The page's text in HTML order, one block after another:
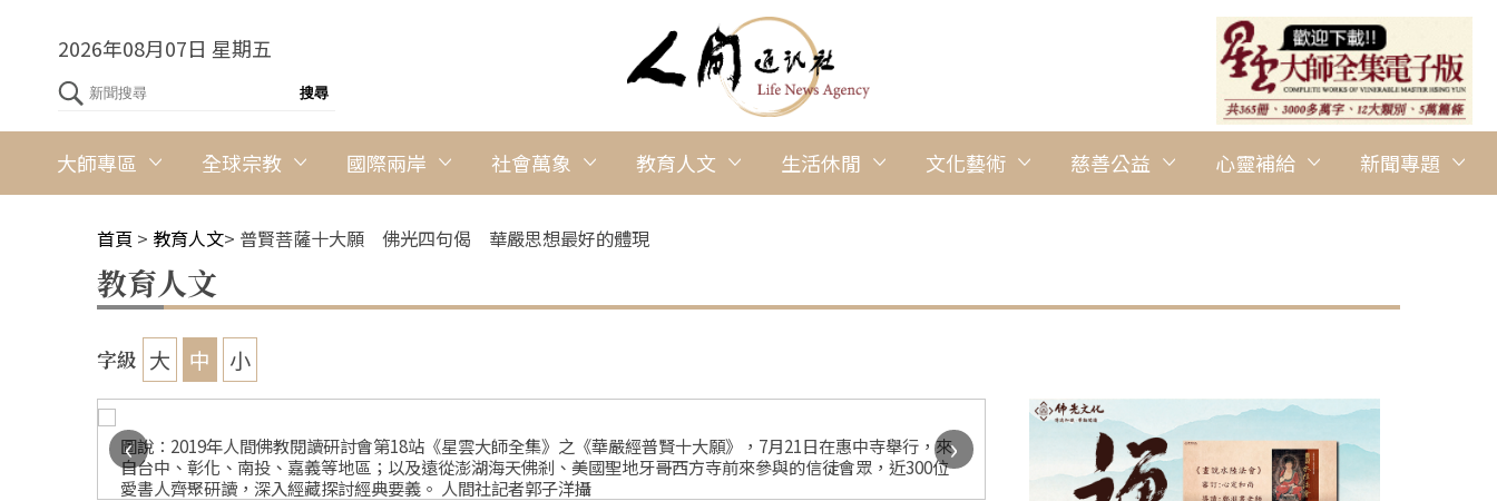
2026年08月07日 星期五
大師專區 全球宗教 國際兩岸 社會萬象 教育人文 生活休閒 文化藝術 慈善公益 心靈補給 新聞專題
首頁 > 教育人文> 普賢菩薩十大願 佛光四句偈 華嚴思想最好的體現
教育人文
字級 大 中 小
圖說：2019年人間佛教閱讀研討會第18站《星雲大師全集》之《華嚴經普賢十大願》，7月21日在惠中寺舉行，來
自台中、彰化、南投、嘉義等地區；以及遠從澎湖海天佛剎、美國聖地牙哥西方寺前來參與的信徒會眾，近300位
愛書人齊聚研讀，深入經藏探討經典要義。 人間社記者郭子洋攝
圖說：澎湖海天佛剎西嶼分會副會長洪天充，帶領分會另3名會
‹ ›